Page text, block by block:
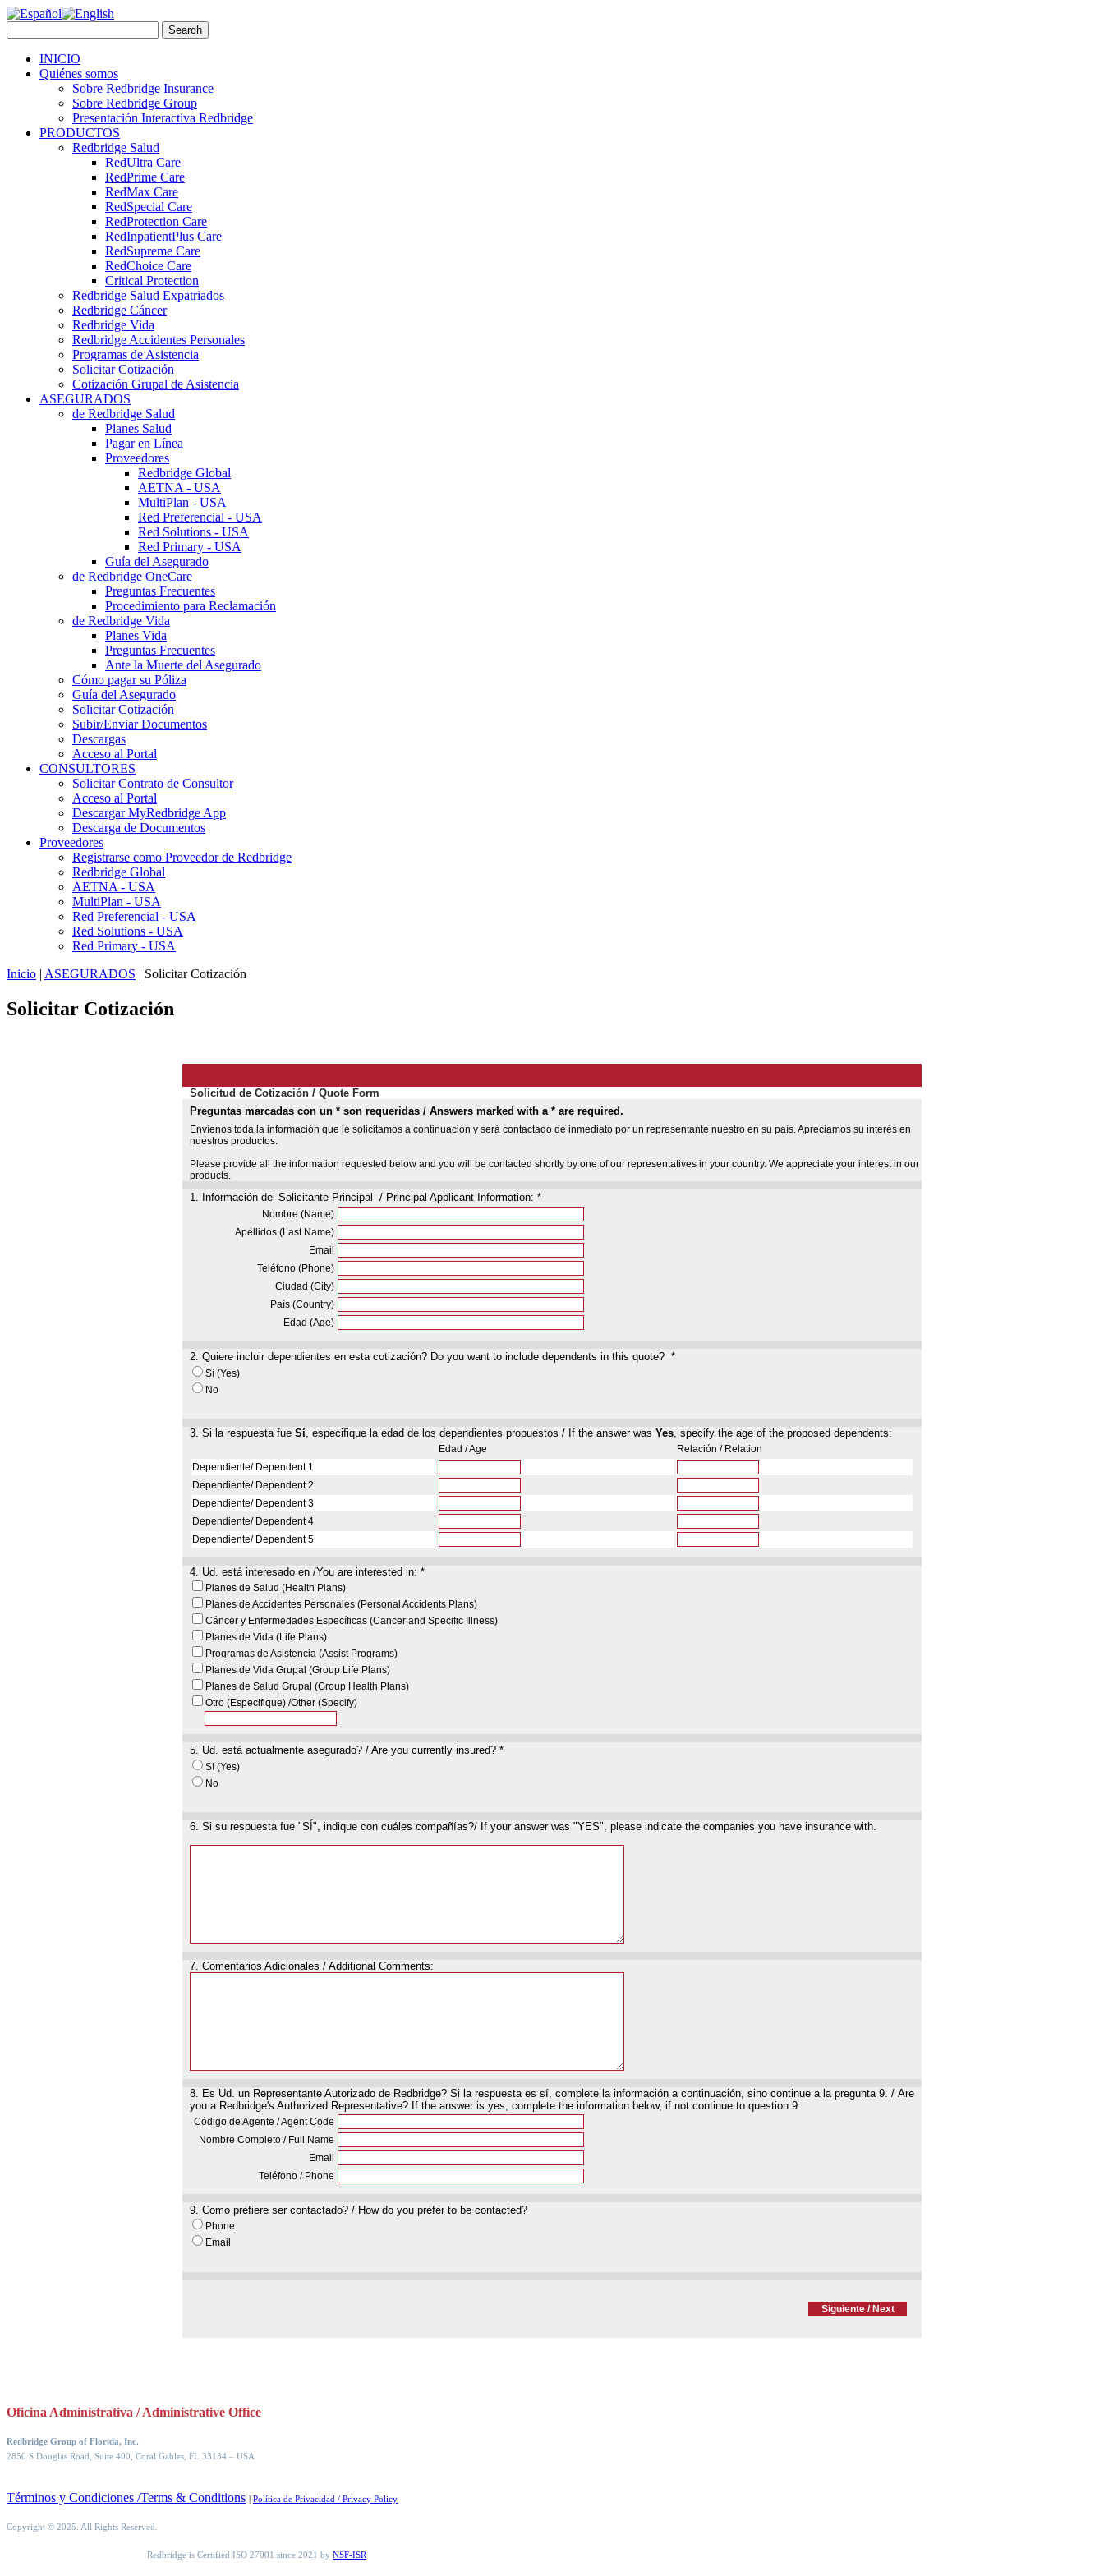
INICIO
Quiénes somos
Sobre Redbridge Insurance
Sobre Redbridge Group
Presentación Interactiva Redbridge
PRODUCTOS
Redbridge Salud
RedUltra Care
RedPrime Care
RedMax Care
RedSpecial Care
RedProtection Care
RedInpatientPlus Care
RedSupreme Care
RedChoice Care
Critical Protection
Redbridge Salud Expatriados
Redbridge Cáncer
Redbridge Vida
Redbridge Accidentes Personales
Programas de Asistencia
Solicitar Cotización
Cotización Grupal de Asistencia
ASEGURADOS
de Redbridge Salud
Planes Salud
Pagar en Línea
Proveedores
Redbridge Global
AETNA - USA
MultiPlan - USA
Red Preferencial - USA
Red Solutions - USA
Red Primary - USA
Guía del Asegurado
de Redbridge OneCare
Preguntas Frecuentes
Procedimiento para Reclamación
de Redbridge Vida
Planes Vida
Preguntas Frecuentes
Ante la Muerte del Asegurado
Cómo pagar su Póliza
Guía del Asegurado
Solicitar Cotización
Subir/Enviar Documentos
Descargas
Acceso al Portal
CONSULTORES
Solicitar Contrato de Consultor
Acceso al Portal
Descargar MyRedbridge App
Descarga de Documentos
Proveedores
Registrarse como Proveedor de Redbridge
Redbridge Global
AETNA - USA
MultiPlan - USA
Red Preferencial - USA
Red Solutions - USA
Red Primary - USA
Inicio | ASEGURADOS | Solicitar Cotización
Solicitar Cotización
Oficina Administrativa / Administrative Office
Redbridge Group of Florida, Inc.
2850 S Douglas Road, Suite 400, Coral Gables, FL 33134 – USA
Términos y Condiciones /Terms & Conditions | Política de Privacidad / Privacy Policy
Copyright © 2025. All Rights Reserved.
Redbridge is Certified ISO 27001 since 2021 byNSF-ISR